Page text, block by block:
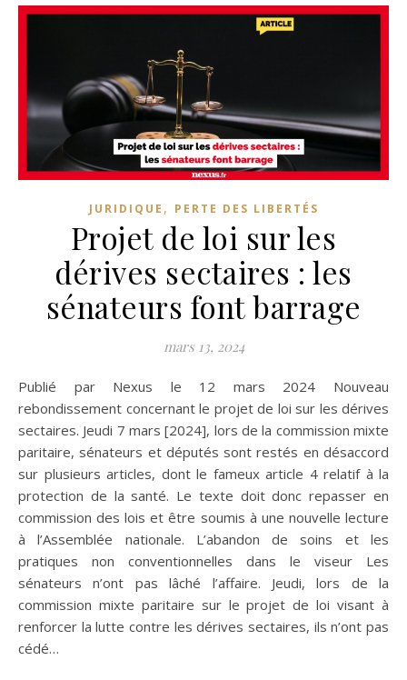
JURIDIQUE , PERTE DES LIBERTÉS
Projet de loi sur les
dérives sectaires : les
sénateurs font barrage
mars 13, 2024
Publié par Nexus le 12 mars 2024 Nouveau
rebondissement concernant le projet de loi sur les dérives
sectaires. Jeudi 7 mars [2024], lors de la commission mixte
paritaire, sénateurs et députés sont restés en désaccord
sur plusieurs articles, dont le fameux article 4 relatif à la
protection de la santé. Le texte doit donc repasser en
commission des lois et être soumis à une nouvelle lecture
à l’Assemblée nationale. L’abandon de soins et les
pratiques non conventionnelles dans le viseur Les
sénateurs n’ont pas lâché l’affaire. Jeudi, lors de la
commission mixte paritaire sur le projet de loi visant à
renforcer la lutte contre les dérives sectaires, ils n’ont pas
cédé…